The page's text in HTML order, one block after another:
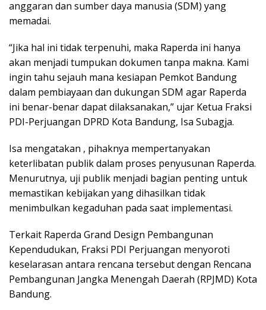
anggaran dan sumber daya manusia (SDM) yang
memadai.
“Jika hal ini tidak terpenuhi, maka Raperda ini hanya
akan menjadi tumpukan dokumen tanpa makna. Kami
ingin tahu sejauh mana kesiapan Pemkot Bandung
dalam pembiayaan dan dukungan SDM agar Raperda
ini benar-benar dapat dilaksanakan,” ujar Ketua Fraksi
PDI-Perjuangan DPRD Kota Bandung, Isa Subagja.
Isa mengatakan , pihaknya mempertanyakan
keterlibatan publik dalam proses penyusunan Raperda.
Menurutnya, uji publik menjadi bagian penting untuk
memastikan kebijakan yang dihasilkan tidak
menimbulkan kegaduhan pada saat implementasi.
Terkait Raperda Grand Design Pembangunan
Kependudukan, Fraksi PDI Perjuangan menyoroti
keselarasan antara rencana tersebut dengan Rencana
Pembangunan Jangka Menengah Daerah (RPJMD) Kota
Bandung.